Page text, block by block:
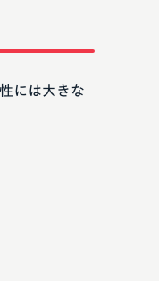
には大きな